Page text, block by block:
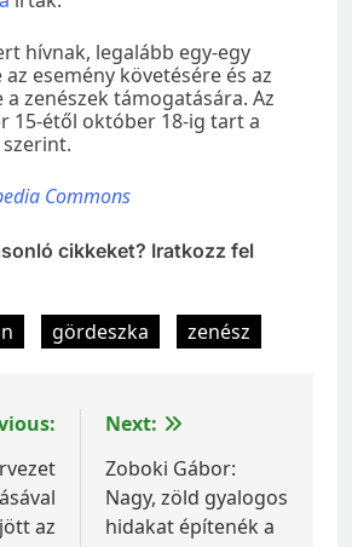
hívnak, legalább egy-egy
esemény követésére és az
zenészek támogatására. Az
15-étől október 18-ig tart a
szerint.
Commons
cikkeket? Iratkozz fel
gördeszka zenész
az
Next:
Zoboki Gábor:
Nagy, zöld gyalogos
hidakat építenék a